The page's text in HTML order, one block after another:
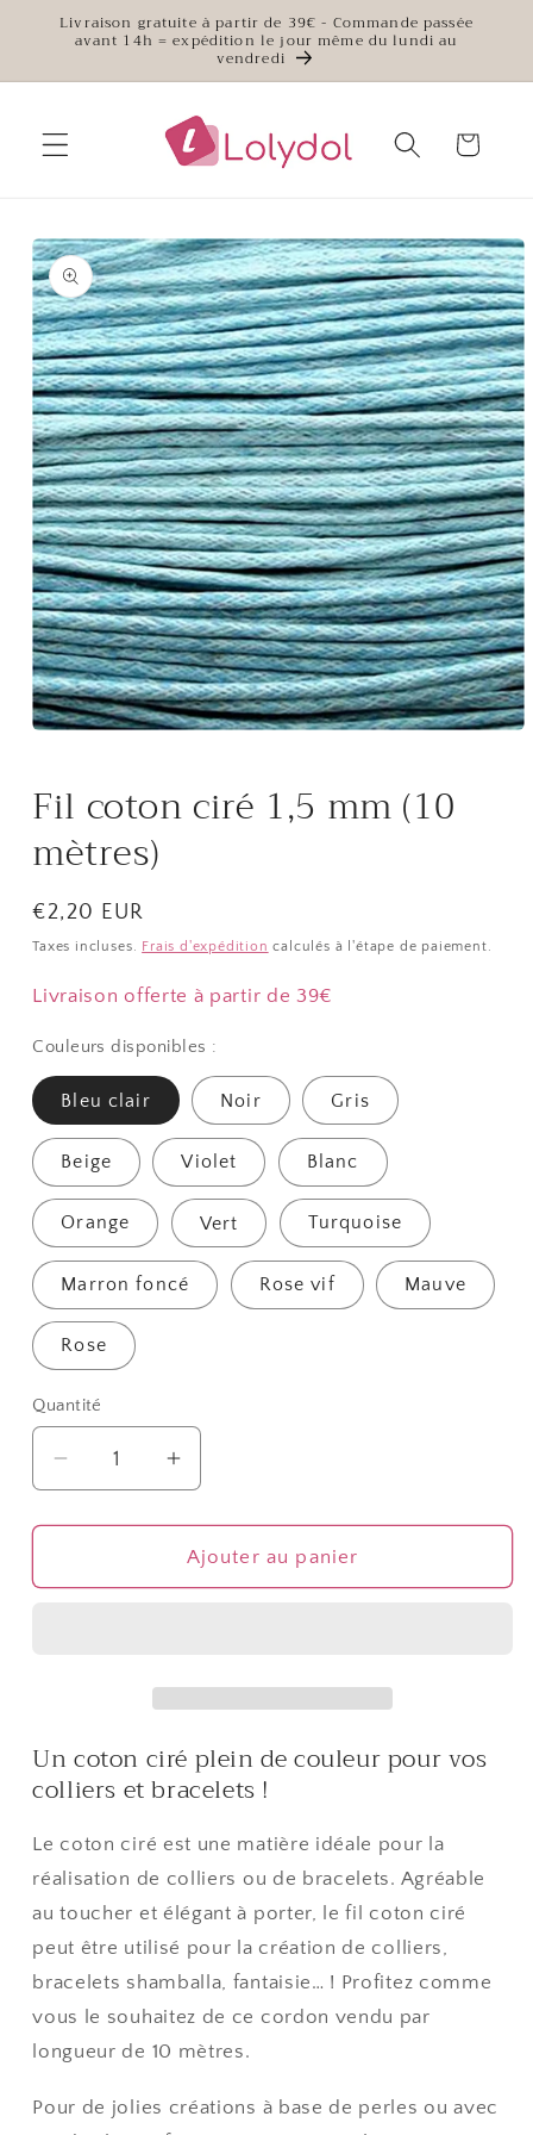
passer
contenu
Livraison gratuite à partir de 39€ - Commande passée
avant 14h = expédition le jour même du lundi au
vendredi
Panier
Passer aux
informations
produits
1
dans
fenêtre
modale
Fil coton ciré 1,5 mm (10
mètres)
Prix
habituel
€2,20 EUR
Taxes incluses. Frais d'expédition calculés à l'étape de paiement.
Livraison offerte à partir de 39€
Couleurs disponibles :
Bleu clair Noir Gris
Beige Violet Blanc
Orange Vert Turquoise
Marron foncé Rose vif Mauve
Rose
Quantité
Quantité
Réduire
la
quantité
Fil
mètres)
Augmenter
la
quantité
de
Fil
mètres)
Ajouter au panier
Un coton ciré plein de couleur pour vos
colliers et bracelets !
Le coton ciré est une matière idéale pour la
réalisation de colliers ou de bracelets. Agréable
au toucher et élégant à porter, le fil coton ciré
peut être utilisé pour la création de colliers,
bracelets shamballa, fantaisie… ! Profitez comme
vous le souhaitez de ce cordon vendu par
longueur de 10 mètres.
Pour de jolies créations à base de perles ou avec